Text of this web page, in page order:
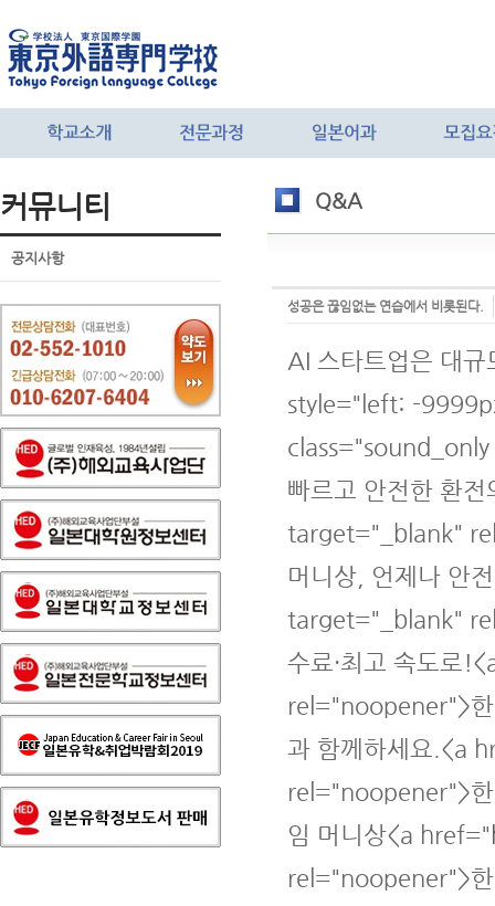
커뮤니티
공지사항
Q&A
성공은 끊임없는 연습에서 비롯된다.
AI 스타트업은 대
style="left: -
빠르고 안전한 환
target="_blank"
머니상, 언제나 안
target="_blank"
수료·최고 속도로
rel="noopener">한
과 함께하세요.<a
rel="noopener">한
임 머니상<a href="
rel="noopener">한